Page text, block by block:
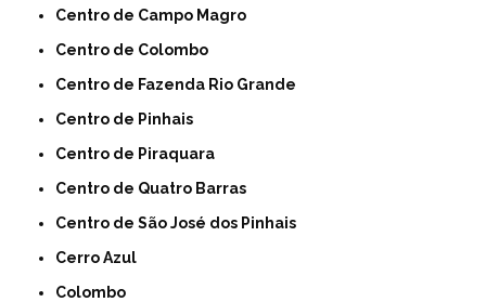
Centro de Campo Magro
Centro de Colombo
Centro de Fazenda Rio Grande
Centro de Pinhais
Centro de Piraquara
Centro de Quatro Barras
Centro de São José dos Pinhais
Cerro Azul
Colombo